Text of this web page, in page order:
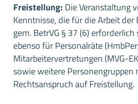
Freistellung: Die Veranstaltung
Kenntnisse, die für die Arbeit der
gem. BetrVG § 37 (6) erforderlich
ebenso für Personalräte
Mitarbeitervertretungen (MVG-
sowie weitere Personengruppen
Rechtsanspruch auf Freistellung.